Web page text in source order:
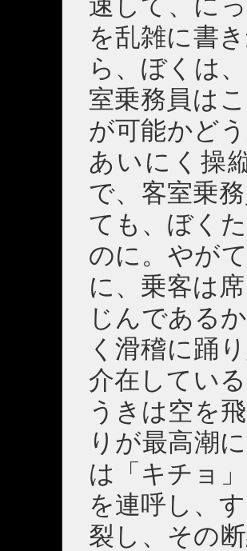
を乱雑に書
ら、ぼくは
室乗務員は
が可能かど
あいにく操
で、客室乗
ても、ぼく
のに。やが
に、乗客は
じんである
く滑稽に踊
介在してい
うきは空を
りが最高潮
は「キチョ
を連呼し、
裂し、その